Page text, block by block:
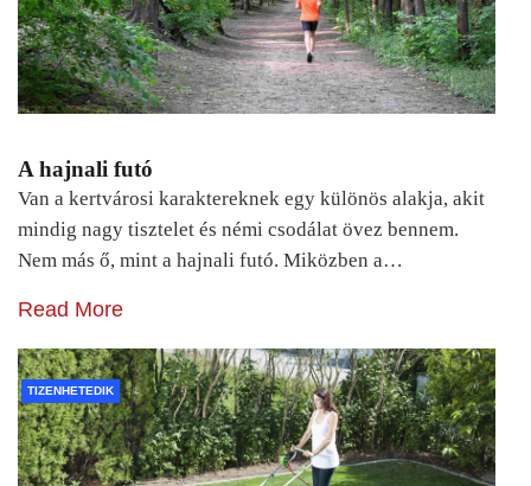
A hajnali futó
Van a kertvárosi karaktereknek egy különös alakja, akit
mindig nagy tisztelet és némi csodálat övez bennem.
Nem más ő, mint a hajnali futó. Miközben a…
Read More
TIZENHETEDIK